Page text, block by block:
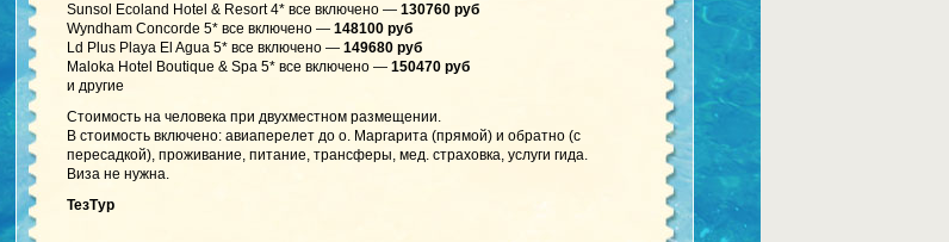
Sunsol Ecoland Hotel & Resort 4* все включено — 130760 руб
Wyndham Concorde 5* все включено — 148100 руб
Ld Plus Playa El Agua 5* все включено — 149680 руб
Maloka Hotel Boutique & Spa 5* все включено — 150470 руб
и другие
Стоимость на человека при двухместном размещении.
В стоимость включено: авиаперелет до о. Маргарита (прямой) и обратно (с
пересадкой), проживание, питание, трансферы, мед. страховка, услуги гида.
Виза не нужна.
ТезТур